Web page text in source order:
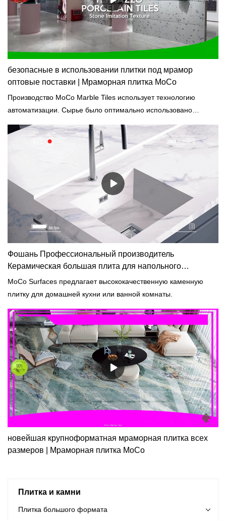
безопасные в использовании плитки под мрамор
оптовые поставки | Мраморная плитка MoCo
Производство MoCo Marble Tiles использует технологию
автоматизации. Сырье было оптимально использовано
проверке.
Фошань Профессиональный производитель
Керамическая большая плита для напольного
покрытия Vanitytop
MoCo Surfaces предлагает высококачественную каменную
плитку для домашней кухни или ванной комнаты.
новейшая крупноформатная мраморная плитка всех
размеров | Мраморная плитка MoCo
Плитка и камни
Плитка большого формата